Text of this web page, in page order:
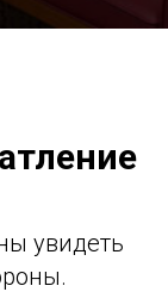
увидеть